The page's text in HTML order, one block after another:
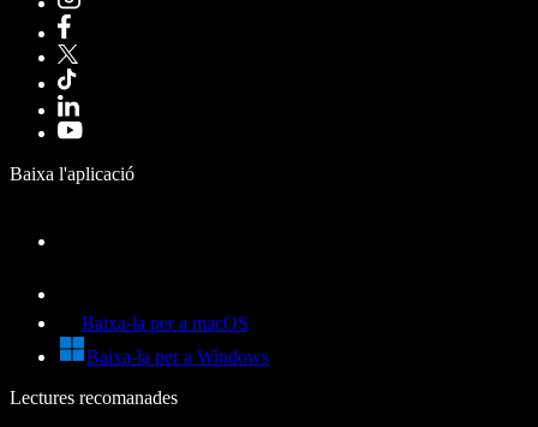
Baixa l'aplicació
Baixa-la per a macOS
Baixa-la per a Windows
Lectures recomanades